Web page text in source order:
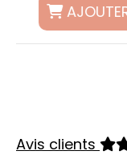
Avis clients